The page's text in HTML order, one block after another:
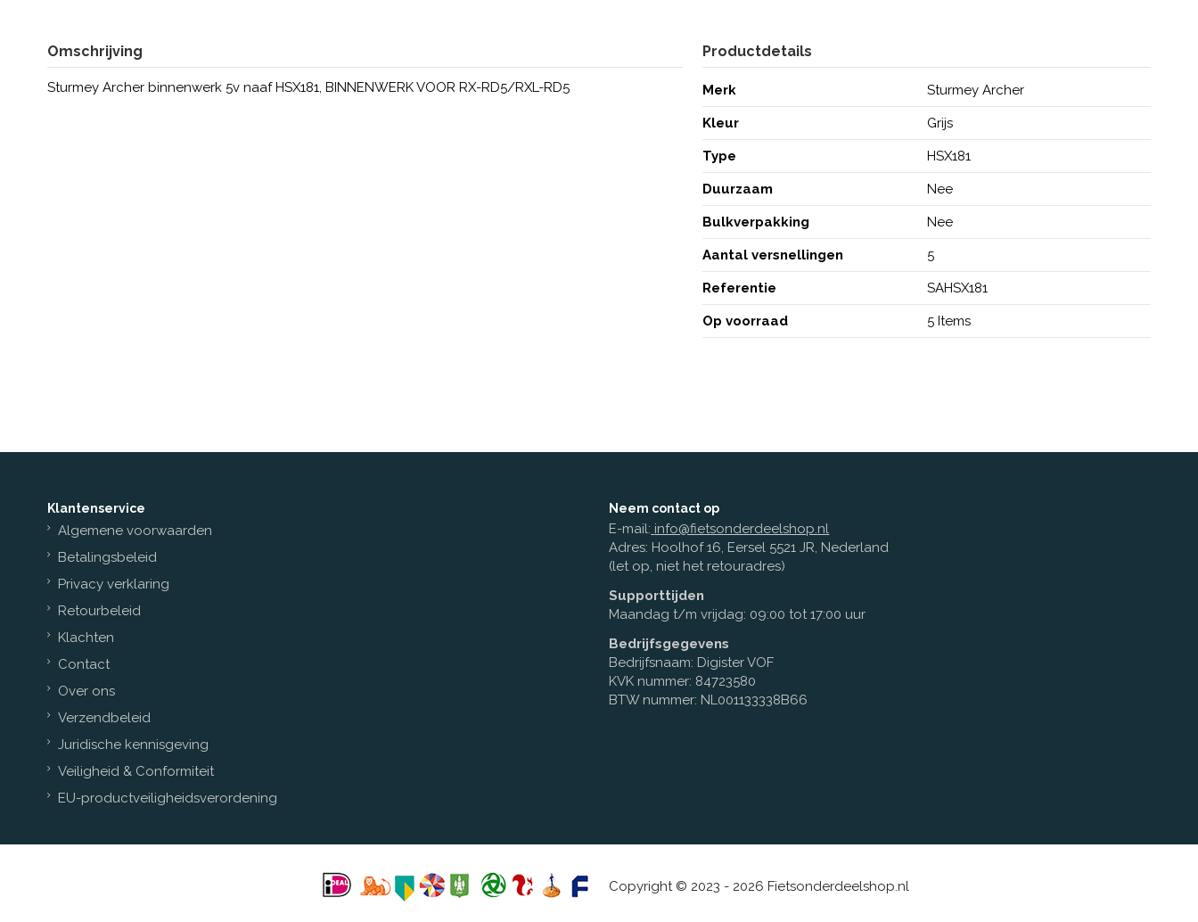
Omschrijving
Sturmey Archer binnenwerk 5v naaf HSX181, BINNENWERK VOOR RX-RD5/RXL-RD5
Productdetails
Merk Sturmey Archer
Kleur Grijs
Type HSX181
Duurzaam Nee
Bulkverpakking Nee
Aantal versnellingen 5
Referentie SAHSX181
Op voorraad 5 Items
Klantenservice
Algemene voorwaarden
Betalingsbeleid
Privacy verklaring
Retourbeleid
Klachten
Contact
Over ons
Verzendbeleid
Juridische kennisgeving
Veiligheid & Conformiteit
EU-productveiligheidsverordening
Neem contact op
E-mail: info@fietsonderdeelshop.nl
Adres: Hoolhof 16, Eersel 5521 JR, Nederland
(let op, niet het retouradres)
Supporttijden
Maandag t/m vrijdag: 09:00 tot 17:00 uur
Bedrijfsgegevens
Bedrijfsnaam: Digister VOF
KVK nummer: 84723580
BTW nummer: NL001133338B66
Copyright © 2023 - 2026 Fietsonderdeelshop.nl